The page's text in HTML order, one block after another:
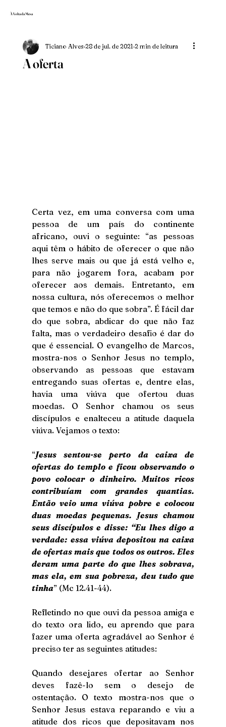
À Volta da Mesa
A oferta
Ticiano Alves 28 de jul. de 2021 2 min de leitura
Certa vez, em uma conversa com uma
pessoa de um país do continente
africano, ouvi o seguinte: “as pessoas
aqui têm o hábito de oferecer o que não
lhes serve mais ou que já está velho e,
para não jogarem fora, acabam por
oferecer aos demais. Entretanto, em
nossa cultura, nós oferecemos o melhor
que temos e não do que sobra”. É fácil dar
do que sobra, abdicar do que não faz
falta, mas o verdadeiro desafio é dar do
que é essencial. O evangelho de Marcos,
mostra-nos o Senhor Jesus no templo,
observando as pessoas que estavam
entregando suas ofertas e, dentre elas,
havia uma viúva que ofertou duas
moedas. O Senhor chamou os seus
discípulos e enalteceu a atitude daquela
viúva. Vejamos o texto:
“Jesus sentou-se perto da caixa de
ofertas do templo e ficou observando o
povo colocar o dinheiro. Muitos ricos
contribuíam com grandes quantias.
Então veio uma viúva pobre e colocou
duas moedas pequenas. Jesus chamou
seus discípulos e disse: “Eu lhes digo a
verdade: essa viúva depositou na caixa
de ofertas mais que todos os outros. Eles
deram uma parte do que lhes sobrava,
mas ela, em sua pobreza, deu tudo que
tinha” (Mc 12.41-44).
Refletindo no que ouvi da pessoa amiga e
do texto ora lido, eu aprendo que para
fazer uma oferta agradável ao Senhor é
preciso ter as seguintes atitudes:
Quando desejares ofertar ao Senhor
deves fazê-lo sem o desejo de
ostentação. O texto mostra-nos que o
Senhor Jesus estava reparando e viu a
atitude dos ricos que depositavam nos